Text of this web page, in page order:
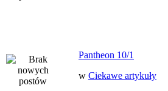
Pantheon 10/1
w Ciekawe artykuły